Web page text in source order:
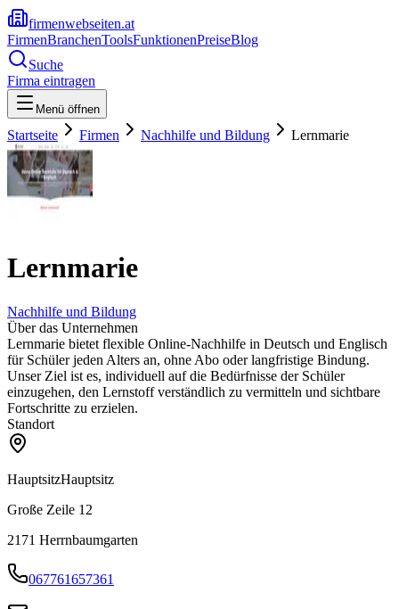
firmenwebseiten.at
FirmenBranchenToolsFunktionenPreiseBlog
Suche
Firma eintragen
Menü öffnen
Startseite Firmen Nachhilfe und Bildung Lernmarie
Lernmarie
Nachhilfe und Bildung
Über das Unternehmen
Lernmarie bietet flexible Online-Nachhilfe in Deutsch und Englisch
für Schüler jeden Alters an, ohne Abo oder langfristige Bindung.
Unser Ziel ist es, individuell auf die Bedürfnisse der Schüler
einzugehen, den Lernstoff verständlich zu vermitteln und sichtbare
Fortschritte zu erzielen.
Standort
HauptsitzHauptsitz
Große Zeile 12
2171 Herrnbaumgarten
067761657361